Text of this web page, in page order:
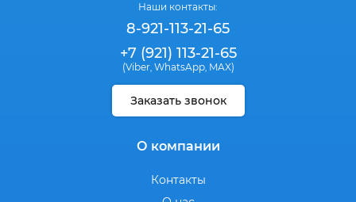
Наши контакты:
8-921-113-21-65
+7 (921) 113-21-65
(Viber, WhatsApp, MAX)
Заказать звонок
О компании
Контакты